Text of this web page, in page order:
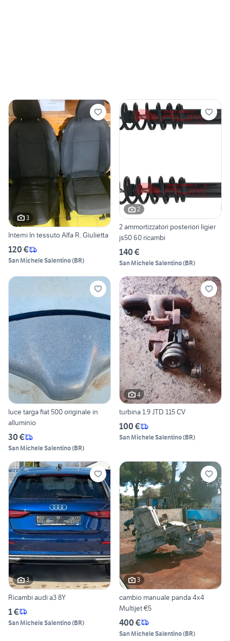
3
Interni In tessuto Alfa R. Giulietta
120 €
San Michele Salentino(BR)
2
2 ammortizzatori posteriori ligier
js50 60 ricambi
140 €
San Michele Salentino(BR)
luce targa fiat 500 originale in
alluminio
30 €
San Michele Salentino(BR)
4
turbina 1.9 JTD 115 CV
100 €
San Michele Salentino(BR)
3
Ricambi audi a3 8Y
1 €
San Michele Salentino(BR)
3
cambio manuale panda 4x4
Multijet €5
400 €
San Michele Salentino(BR)